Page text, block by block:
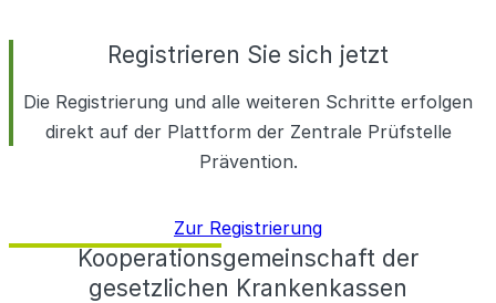
Registrieren Sie sich jetzt
Die Registrierung und alle weiteren Schritte erfolgen
direkt auf der Plattform der Zentrale Prüfstelle
Prävention.
Zur Registrierung
Kooperationsgemeinschaft der
gesetzlichen Krankenkassen